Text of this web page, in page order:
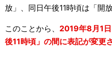
放」、同日午後11時頃は「開
このことから、 2019年8月1
後11時頃」の間に表記が変更